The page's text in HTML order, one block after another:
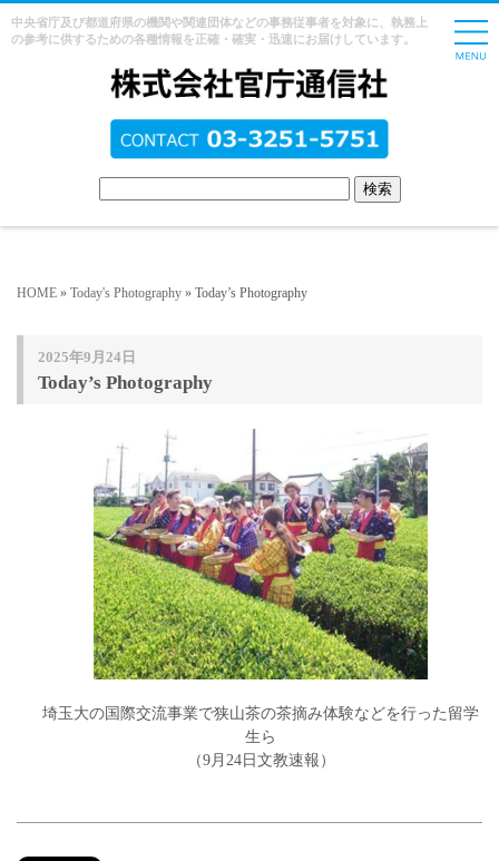
中央省庁及び都道府県の機関や関連団体などの事務従事者を対象に、執務上
の参考に供するための各種情報を正確・確実・迅速にお届けしています。
HOME » Today's Photography » Today’s Photography
2025年9月24日
Today’s Photography
埼玉大の国際交流事業で狭山茶の茶摘み体験などを行った留学
生ら
（9月24日文教速報）